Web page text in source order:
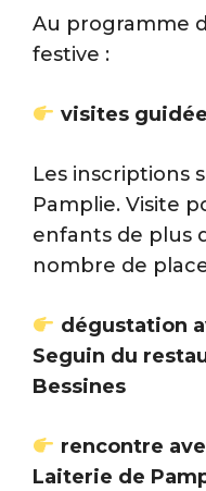
Au programme
festive :
visites
Les inscriptions
Pamplie. Visite
enfants de plus
nombre de
dégustation
Seguin du
Bessines
rencontre
Laiterie de